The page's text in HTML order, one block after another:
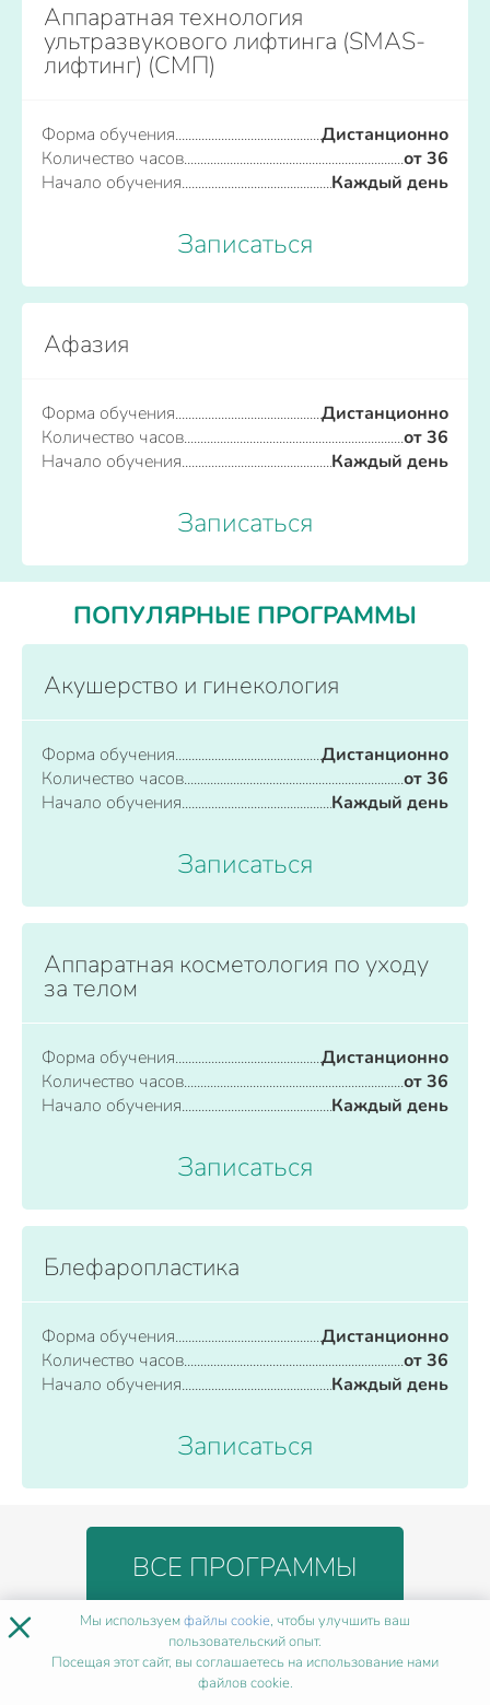
Аппаратная технология
ультразвукового лифтинга (SMAS-
лифтинг) (СМП)
Форма обучения
Дистанционно
Количество часов
от 36
Начало обучения
Каждый день
Записаться
Афазия
Форма обучения
Дистанционно
Количество часов
от 36
Начало обучения
Каждый день
Записаться
ПОПУЛЯРНЫЕ ПРОГРАММЫ
Акушерство и гинекология
Форма обучения
Дистанционно
Количество часов
от 36
Начало обучения
Каждый день
Записаться
Аппаратная косметология по уходу
за телом
Форма обучения
Дистанционно
Количество часов
от 36
Начало обучения
Каждый день
Записаться
Блефаропластика
Форма обучения
Дистанционно
Количество часов
от 36
Начало обучения
Каждый день
Записаться
ВСЕ ПРОГРАММЫ
БЛАГОДАРЯ КУРСУВЫ
× Мы используемфайлы cookie, чтобы улучшить ваш
пользовательский опыт.
Посещая этот сайт, вы соглашаетесь на использование нами
файлов cookie.